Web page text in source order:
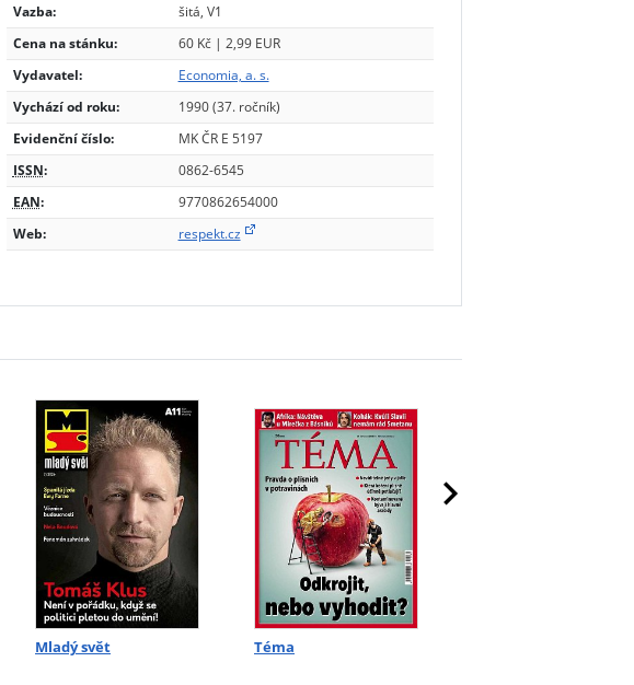
Vazba:
šitá, V1
Cena na stánku:
60 Kč | 2,99 EUR
Vydavatel:
Economia, a. s.
Vychází od roku:
1990 (37. ročník)
Evidenční číslo:
MK ČR E 5197
ISSN:
0862-6545
EAN:
9770862654000
Web:
respekt.cz
Mladý svět Téma